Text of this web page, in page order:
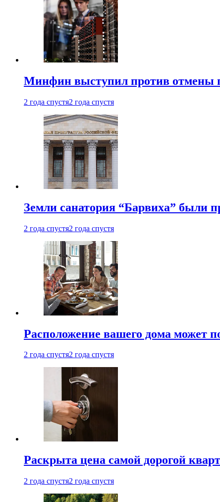
Минфин выступил против отмены
2 года спустя2 года спустя
Земли санатория “Барвиха” были
2 года спустя2 года спустя
Расположение вашего дома может
2 года спустя2 года спустя
Раскрыта цена самой дорогой
2 года спустя2 года спустя